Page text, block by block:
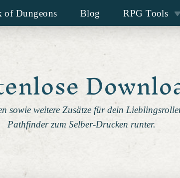
of Dungeons Blog RPG Tools
sowie weitere Zusätze für dein
Pathfinder zum Selber-Drucken runter.